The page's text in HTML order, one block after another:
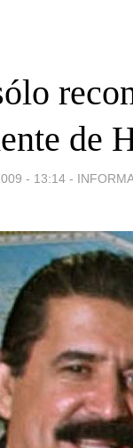
de
- 13:14 -